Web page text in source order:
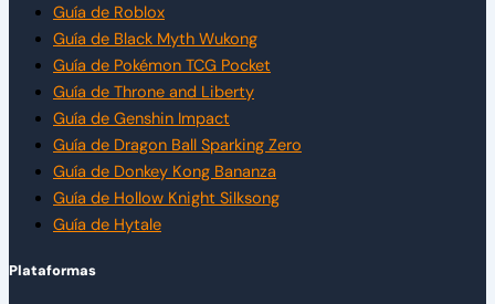
Guía de Roblox
Guía de Black Myth Wukong
Guía de Pokémon TCG Pocket
Guía de Throne and Liberty
Guía de Genshin Impact
Guía de Dragon Ball Sparking Zero
Guía de Donkey Kong Bananza
Guía de Hollow Knight Silksong
Guía de Hytale
Plataformas